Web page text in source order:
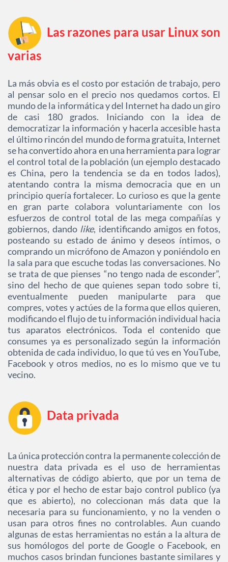
Las razones para usar Linux son
varias
La más obvia es el costo por estación de trabajo, pero
al pensar solo en el precio nos quedamos cortos. El
mundo de la informática y del Internet ha dado un giro
de casi 180 grados. Iniciando con la idea de
democratizar la información y hacerla accesible hasta
el último rincón del mundo de forma gratuita, Internet
se ha convertido ahora en una herramienta para lograr
el control total de la población (un ejemplo destacado
es China, pero la tendencia se da en todos lados),
atentando contra la misma democracia que en un
principio quería fortalecer. Lo curioso es que la gente
en gran parte colabora voluntariamente con los
esfuerzos de control total de las mega compañías y
gobiernos, dando like, identificando amigos en fotos,
posteando su estado de ánimo y deseos íntimos, o
comprando un micrófono de Amazon y poniéndolo en
la sala para que escuche todas las conversaciones. No
se trata de que pienses “no tengo nada de esconder”,
sino del hecho de que quienes sepan todo sobre ti,
eventualmente pueden manipularte para que
compres, votes y actúes de la forma que ellos quieren,
modificando el flujo de tu información individual hacia
tus aparatos electrónicos. Toda el contenido que
consumes ya es personalizado según la información
obtenida de cada individuo, lo que tú ves en YouTube,
Facebook y otros medios, no es lo mismo que ve tu
vecino.
Data privada
La única protección contra la permanente colección de
nuestra data privada es el uso de herramientas
alternativas de código abierto, que por un tema de
ética y por el hecho de estar bajo control publico (ya
que es abierto), no coleccionan más data que la
necesaria para su funcionamiento, y no la venden o
usan para otros fines no controlables. Aun cuando
algunas de estas herramientas no están a la altura de
sus homólogos del porte de Google o Facebook, en
muchos casos brindan funciones bastante similares y